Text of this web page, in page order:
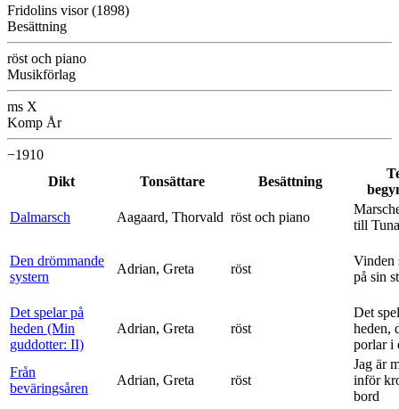
Fridolins visor (1898)
Besättning
röst och piano
Musikförlag
ms X
Komp År
−1910
Dikt
Tonsättare Besättning
Dalmarsch
Aagaard, Thorvald röst och piano
till Tuna
Den drömmande
systern
Adrian, Greta röst
Vinden
på sin
Det spelar på
heden (Min
guddotter: II)
Adrian, Greta röst
Det
heden,
porlar i
Från
beväringsåren
Adrian, Greta röst
Jag är
inför
bord